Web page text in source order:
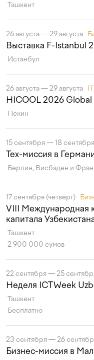
Ташкент
26 августа — 29 августа
Выставка F-Istanbul
Истанбул
26 августа — 29 августа IT
HICOOL 2026
Пекин
15 сентября — 18 сентября
Тех-миссия в
Берлин, Висбаден и
17 сентября (четверг)
VIII Международная
капитала
Ташкент
2 900 000 сумов
22 сентября — 25
Неделя ICTWeek
Ташкент
Бесплатно
23 сентября — 26
Бизнес-миссия в